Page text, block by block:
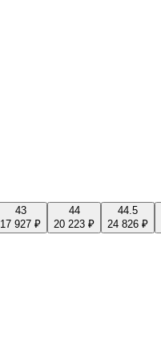
43
17 927 ₽
44
20 223 ₽
44.5
24 826 ₽